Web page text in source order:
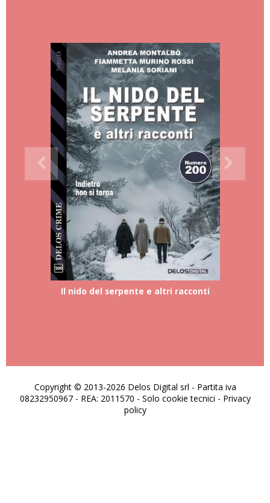
Il nido del serpente e altri racconti
Copyright © 2013-2026 Delos Digital srl - Partita iva
08232950967 - REA: 2011570 - Solo cookie tecnici - Privacy
policy